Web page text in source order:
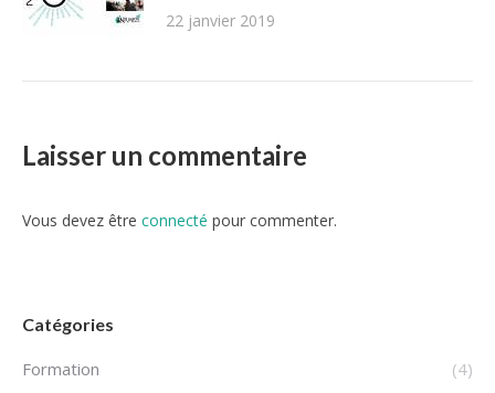
22 janvier 2019
Laisser un commentaire
Vous devez être connecté pour commenter.
Catégories
Formation
(4)